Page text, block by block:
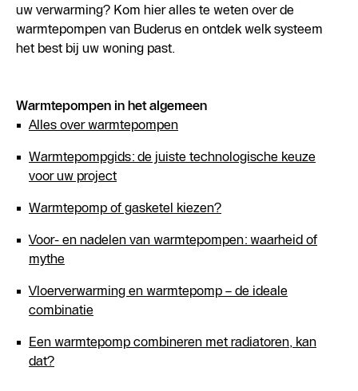
uw verwarming? Kom hier alles te weten over de
warmtepompen van Buderus en ontdek welk systeem
het best bij uw woning past.
Warmtepompen in het algemeen
Alles over warmtepompen
Warmtepompgids: de juiste technologische keuze
voor uw project
Warmtepomp of gasketel kiezen?
Voor- en nadelen van warmtepompen: waarheid of
mythe
Vloerverwarming en warmtepomp – de ideale
combinatie
Een warmtepomp combineren met radiatoren, kan
dat?